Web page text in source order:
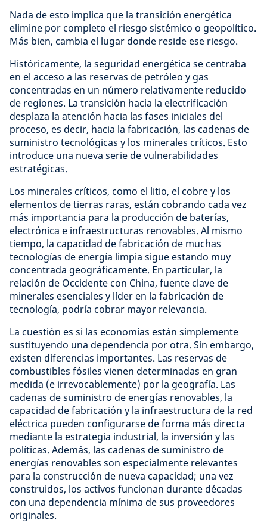
Nada de esto implica que la transición energética
elimine por completo el riesgo sistémico o geopolítico.
Más bien, cambia el lugar donde reside ese riesgo.
Históricamente, la seguridad energética se centraba
en el acceso a las reservas de petróleo y gas
concentradas en un número relativamente reducido
de regiones. La transición hacia la electrificación
desplaza la atención hacia las fases iniciales del
proceso, es decir, hacia la fabricación, las cadenas de
suministro tecnológicas y los minerales críticos. Esto
introduce una nueva serie de vulnerabilidades
estratégicas.
Los minerales críticos, como el litio, el cobre y los
elementos de tierras raras, están cobrando cada vez
más importancia para la producción de baterías,
electrónica e infraestructuras renovables. Al mismo
tiempo, la capacidad de fabricación de muchas
tecnologías de energía limpia sigue estando muy
concentrada geográficamente. En particular, la
relación de Occidente con China, fuente clave de
minerales esenciales y líder en la fabricación de
tecnología, podría cobrar mayor relevancia.
La cuestión es si las economías están simplemente
sustituyendo una dependencia por otra. Sin embargo,
existen diferencias importantes. Las reservas de
combustibles fósiles vienen determinadas en gran
medida (e irrevocablemente) por la geografía. Las
cadenas de suministro de energías renovables, la
capacidad de fabricación y la infraestructura de la red
eléctrica pueden configurarse de forma más directa
mediante la estrategia industrial, la inversión y las
políticas. Además, las cadenas de suministro de
energías renovables son especialmente relevantes
para la construcción de nueva capacidad; una vez
construidos, los activos funcionan durante décadas
con una dependencia mínima de sus proveedores
originales.